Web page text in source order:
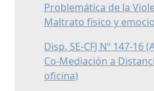
Problemática de la
Maltrato físico y
Disp. SE-CFJ Nº 147-16
Co-Mediación a
oficina)